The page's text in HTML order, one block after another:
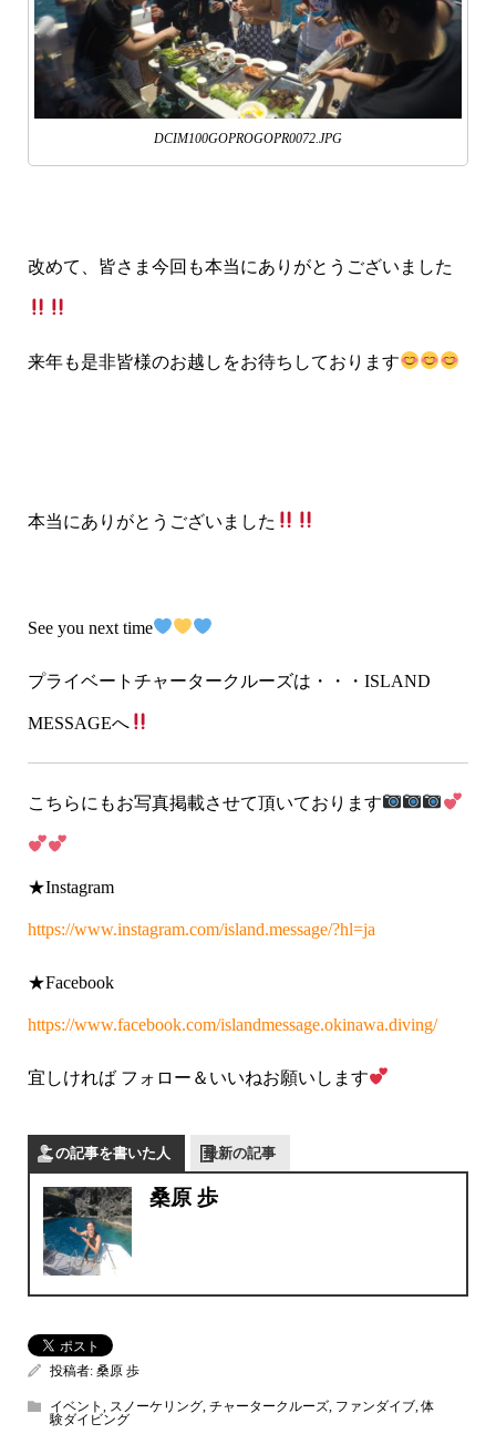
DCIM100GOPROGOPR0072.JPG
改めて、皆さま今回も本当にありがとうございました
来年も是非皆様のお越しをお待ちしております
本当にありがとうございました
See you next time
プライベートチャータークルーズは・・・ISLAND
MESSAGEへ
こちらにもお写真掲載させて頂いております
★Instagram
https://www.instagram.com/island.message/?hl=ja
★Facebook
https://www.facebook.com/islandmessage.okinawa.diving/
宜しければ フォロー＆いいねお願いします
この記事を書いた人 最新の記事
桑原 歩
投稿者: 桑原 歩
イベント スノーケリング, チャータークルーズ, ファンダイブ,体
験ダイビング